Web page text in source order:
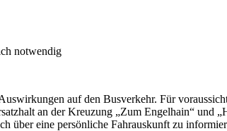
notwendig
auf den Busverkehr. Für
an der Kreuzung „Zum Engelhain“ und
über eine persönliche Fahrauskunft zu